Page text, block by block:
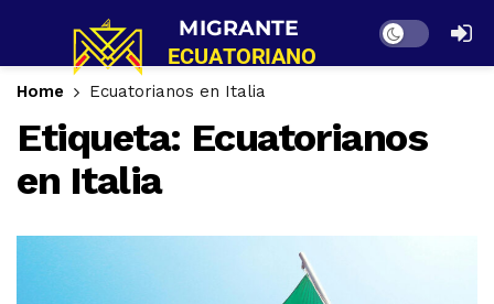
Dark mode
Home Ecuatorianos en Italia
Etiqueta: Ecuatorianos
en Italia